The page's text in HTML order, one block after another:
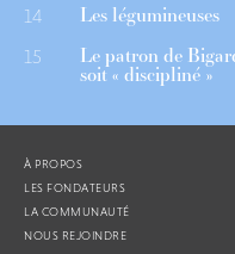
14 Les légumineuses
15 Le patron de
soit « discipliné »
À PROPOS
LES FONDATEURS
LA COMMUNAUTÉ
NOUS REJOINDRE